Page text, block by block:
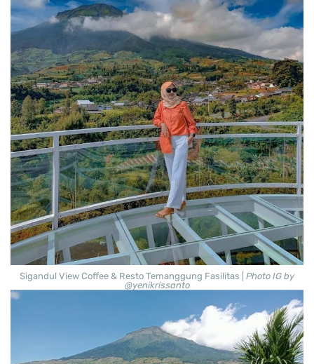
Sigandul View Coffee & Resto Temanggung Fasilitas | Photo IG by
@yenikrissanto